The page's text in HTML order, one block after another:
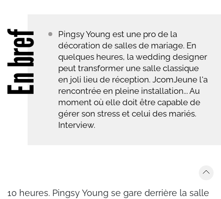
bref
Pingsy Young est une pro de la
décoration de salles de mariage. En
quelques heures, la wedding designer
peut transformer une salle classique
en joli lieu de réception. JcomJeune l'a
rencontrée en pleine installation... Au
moment où elle doit être capable de
gérer son stress et celui des mariés.
Interview.
10 heures. Pingsy Young se gare derrière la salle